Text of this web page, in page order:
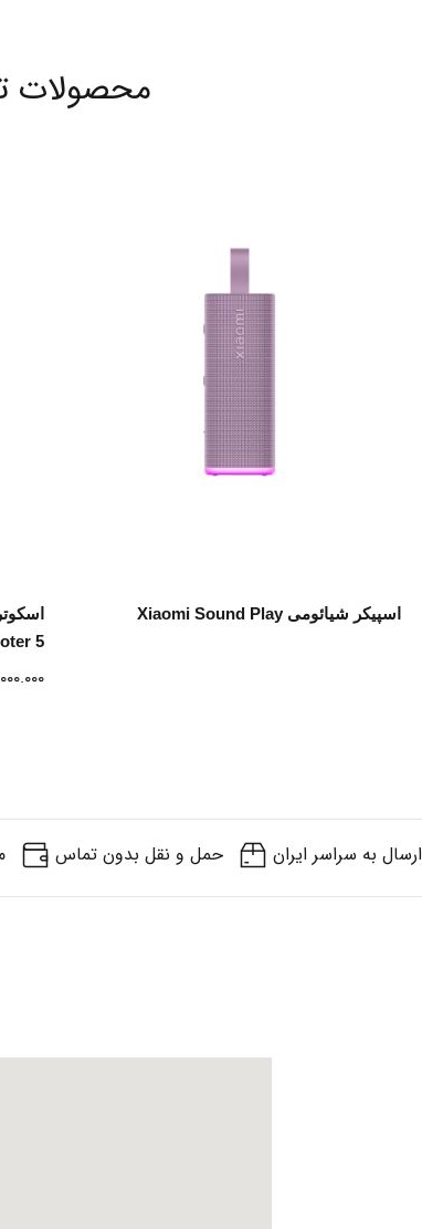
محصولات
اطلاعات بیشتراسپیکر شیائومی Xiaomi Sound Play
5
ارسال به سراسر ایران حمل و نقل بدون تماس